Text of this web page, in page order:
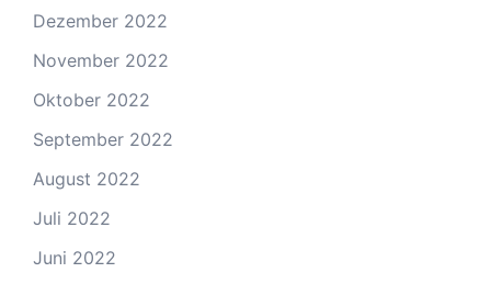
Dezember 2022
November 2022
Oktober 2022
September 2022
August 2022
Juli 2022
Juni 2022